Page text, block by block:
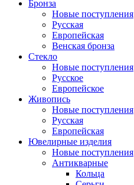
Бронза
Новые поступления
Русская
Европейская
Венская бронза
Стекло
Новые поступления
Русское
Европейское
Живопись
Новые поступления
Русская
Европейская
Ювелирные изделия
Новые поступления
Антикварные
Кольца